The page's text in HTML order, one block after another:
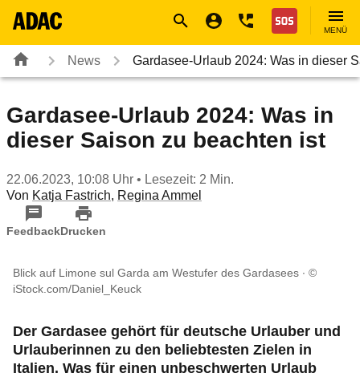
Nothilfe
MENÜ
News Gardasee-Urlaub 2024: Was in dieser
Gardasee-Urlaub 2024: Was in
dieser Saison zu beachten ist
22.06.2023, 10:08 Uhr • Lesezeit: 2 Min.
Von Katja Fastrich, Regina Ammel
FeedbackDrucken
Blick auf Limone sul Garda am Westufer des Gardasees
©
iStock.com/Daniel_Keuck
Der Gardasee gehört für deutsche Urlauber und
Urlauberinnen zu den beliebtesten Zielen in
Italien. Was für einen unbeschwerten Urlaub